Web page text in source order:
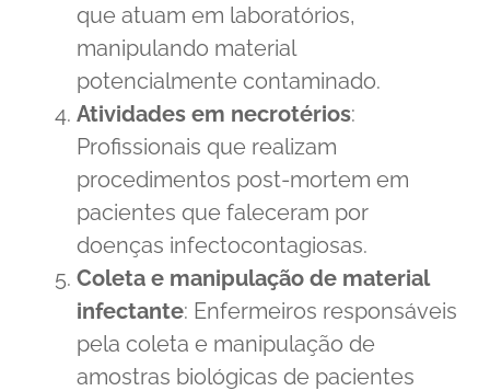
que atuam em laboratórios,
manipulando material
potencialmente contaminado.
Atividades em necrotérios:
Profissionais que realizam
procedimentos post-mortem em
pacientes que faleceram por
doenças infectocontagiosas.
Coleta e manipulação de material
infectante: Enfermeiros responsáveis
pela coleta e manipulação de
amostras biológicas de pacientes